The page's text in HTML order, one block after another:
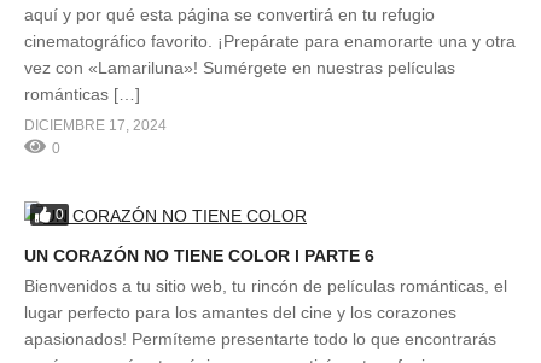
aquí y por qué esta página se convertirá en tu refugio
cinematográfico favorito. ¡Prepárate para enamorarte una y otra
vez con «Lamariluna»! Sumérgete en nuestras películas
románticas […]
DICIEMBRE 17, 2024
0
0
UN CORAZÓN NO TIENE COLOR l PARTE 6
Bienvenidos a tu sitio web, tu rincón de películas románticas, el
lugar perfecto para los amantes del cine y los corazones
apasionados! Permíteme presentarte todo lo que encontrarás